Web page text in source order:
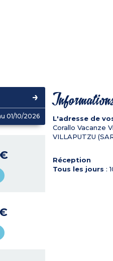
01/10/2026
L'adresse de
Corallo Vacanze
VILLAPUTZU
Réception
Tous les jours :